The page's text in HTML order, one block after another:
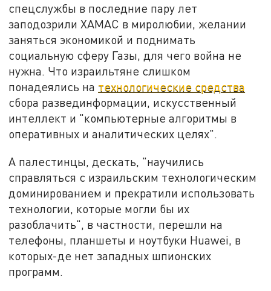
спецслужбы в последние пару лет
заподозрили ХАМАС в миролюбии, желании
заняться экономикой и поднимать
социальную сферу Газы, для чего война не
нужна. Что израильтяне слишком
понадеялись на технологические средства
сбора развединформации, искусственный
интеллект и "компьютерные алгоритмы в
оперативных и аналитических целях".
А палестинцы, дескать, "научились
справляться с израильским технологическим
доминированием и прекратили использовать
технологии, которые могли бы их
разоблачить", в частности, перешли на
телефоны, планшеты и ноутбуки Huawei, в
которых-де нет западных шпионских
программ.